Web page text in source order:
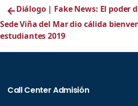
←Diálogo | Fake News: El poder
Sede Viña del Mar dio cálida
estudiantes 2019